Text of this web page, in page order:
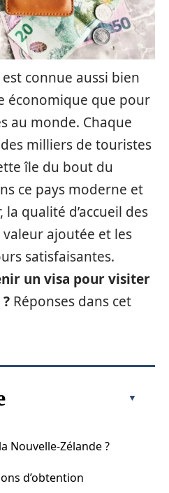
connue aussi bien
économique que pour
au monde. Chaque
milliers de touristes
île du bout du
ce pays moderne et
la qualité d’accueil des
ajoutée et les
satisfaisantes.
un visa pour visiter
Réponses dans cet
Nouvelle-Zélande ?
d’obtention